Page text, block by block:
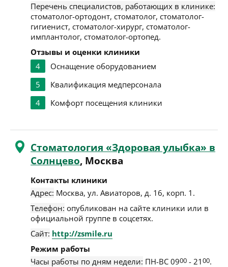
Перечень специалистов, работающих в клинике:
стоматолог-ортодонт, стоматолог, стоматолог-
гигиенист, стоматолог-хирург, стоматолог-
имплантолог, стоматолог-ортопед.
Отзывы и оценки клиники
4
Оснащение оборудованием
5
Квалификация медперсонала
4
Комфорт посещения клиники
Стоматология «Здоровая улыбка» в
Солнцево, Москва
Контакты клиники
Адрес: Москва, ул. Авиаторов, д. 16, корп. 1 .
Телефон: опубликован на сайте клиники или в
официальной группе в соцсетях.
Сайт: http://zsmile.ru
Режим работы
Часы работы по дням недели: ПН-ВС 0900 - 2100.